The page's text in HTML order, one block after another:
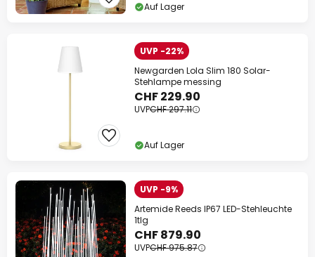
Auf Lager
UVP -22%
Newgarden Lola Slim 180 Solar-
Stehlampe messing
CHF 229.90
UVPCHF 297.11
Auf Lager
UVP -9%
Artemide Reeds IP67 LED-Stehleuchte
1tlg
CHF 879.90
UVPCHF 975.87